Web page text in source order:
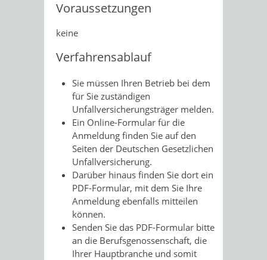
Voraussetzungen
keine
Verfahrensablauf
Sie müssen Ihren Betrieb bei dem
für Sie zuständigen
Unfallversicherungsträger melden.
Ein Online-Formular für die
Anmeldung finden Sie auf den
Seiten der Deutschen Gesetzlichen
Unfallversicherung.
Darüber hinaus finden Sie dort ein
PDF-Formular, mit dem Sie Ihre
Anmeldung ebenfalls mitteilen
können.
Senden Sie das PDF-Formular bitte
an die Berufsgenossenschaft, die
Ihrer Hauptbranche und somit